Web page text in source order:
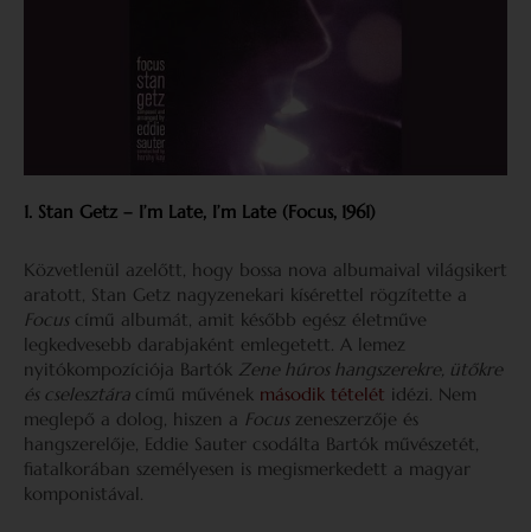
1. Stan Getz – I’m Late, I’m Late (Focus, 1961)
Közvetlenül azelőtt, hogy bossa nova albumaival világsikert
aratott, Stan Getz nagyzenekari kísérettel rögzítette a
Focus című albumát, amit később egész életműve
legkedvesebb darabjaként emlegetett. A lemez
nyitókompozíciója Bartók Zene húros hangszerekre, ütőkre
és cselesztára című művének második tételét idézi. Nem
meglepő a dolog, hiszen a Focus zeneszerzője és
hangszerelője, Eddie Sauter csodálta Bartók művészetét,
fiatalkorában személyesen is megismerkedett a magyar
komponistával.